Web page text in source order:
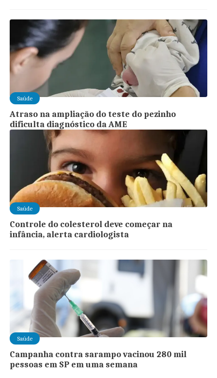
Saúde
Atraso na ampliação do teste do pezinho
dificulta diagnóstico da AME
Saúde
Controle do colesterol deve começar na
infância, alerta cardiologista
Saúde
Campanha contra sarampo vacinou 280 mil
pessoas em SP em uma semana